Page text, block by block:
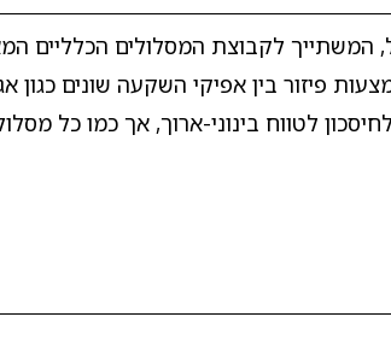
המשתייך לקבוצת המסלולים הכלליים
פיזור בין אפיקי השקעה שונים
לטווח בינוני-ארוך, אך כמו כל